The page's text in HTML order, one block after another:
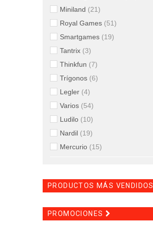
Miniland (21)
Royal Games (51)
Smartgames (19)
Tantrix (3)
Thinkfun (7)
Trígonos (6)
Legler (4)
Varios (54)
Ludilo (10)
Nardil (19)
Mercurio (15)
PRODUCTOS MÁS VENDIDOS
PROMOCIONES